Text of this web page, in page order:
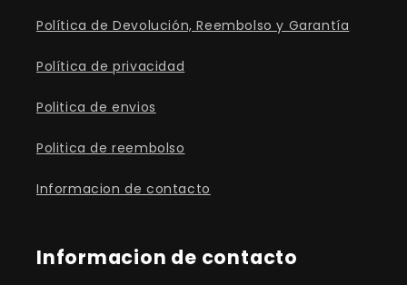
Política de Devolución, Reembolso y Garantía
Política de privacidad
Politica de envios
Politica de reembolso
Informacion de contacto
Informacion de contacto